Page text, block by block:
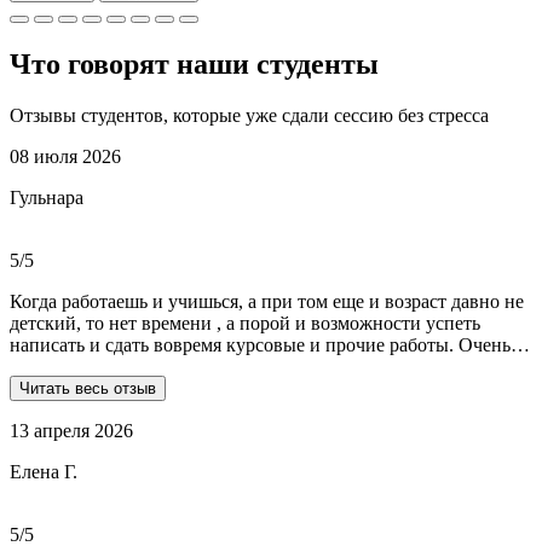
Что говорят наши студенты
Отзывы студентов, которые уже сдали сессию без стресса
08 июля 2026
Гульнара
5/5
Когда работаешь и учишься, а при том еще и возраст давно не
детский, то нет времени , а порой и возможности успеть
написать и сдать вовремя курсовые и прочие работы. Очень
Dist-help. Все мои проблемы в полном смысле слова взяли на
выполнили очень качественно, вовремя и по очень даже
реагируют и отвечают на все вопросы. Теперь буду
Читать весь отзыв
13 апреля 2026
Елена Г.
5/5